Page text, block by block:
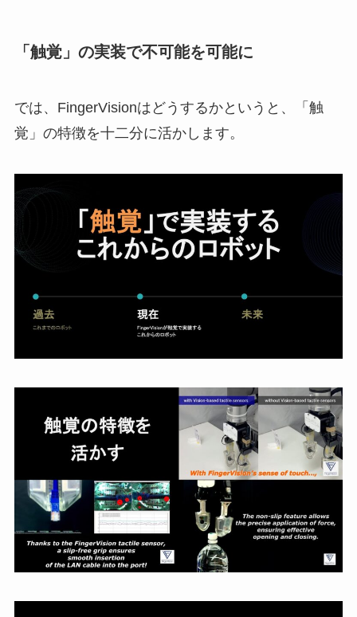
「触覚」の実装で不可能を可能に
では、FingerVisionはどうするかというと、「触
覚」の特徴を十二分に活かします。